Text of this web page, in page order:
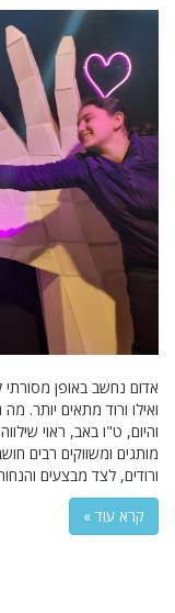
אדום נחשב באופן
והיום, ט"ו באב, ראוי
מותגים ומשווקים רבים
ורודים, לצד מבצעים
קרא עוד »